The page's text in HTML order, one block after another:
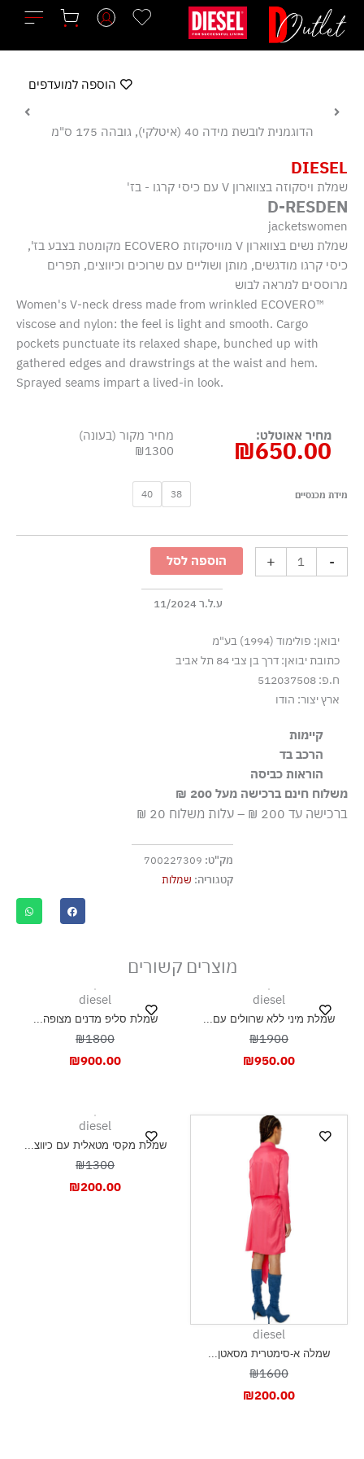
לתוכן
DIESEL
שמלת ויסקוזה בצווארון V עם כיסי קרגו - בז'
D-RESDEN
jacketswomen
שמלת נשים בצווארון V מוויסקוזת ECOVERO מקומטת בצבע בז',
כיסי קרגו מודגשים, מותן ושוליים עם שרוכים וכיווצים, תפרים
מרוססים למראה לבוש
Women's V-neck dress made from wrinkled ECOVERO™
viscose and nylon: the feel is light and smooth. Cargo
pockets punctuate its relaxed shape, bunched up with
gathered edges and drawstrings at the waist and hem.
Sprayed seams impart a lived-in look.
מחיר אאוטלט:
₪650.00
מחיר מקור (בעונה)
₪1300
מידת מכנסיים 38
40
-
ויסקוזה
בצווארון
קרגו
בז'
+ הוספה לסל
ע.ל.ר 11/2024
יבואן: פולימוד (1994) בע"מ
כתובת יבואן: דרך בן צבי 84 תל אביב
ח.פ: 512037508
ארץ יצור: הודו
קיימות
Ecolabel בזכות תהליכי ייצור בעלי השפעה סביבתית נמוכה
יותר
הרכב בד
85% ויסקוזה 15% פוליאמידהוראות כביסה
שטיפה ידנית
ללא חומרי הלבנה, ללא השריה
גיהוץ בחום נמוך
בגד לניקוי יבש (עדין)
משלוח חינם ברכישה מעל 200 ₪
ברכישה עד 200 ₪ – עלות משלוח 20 ₪
מק"ט: 700227309
קטגוריה: שמלות
הוספה למועדפים
הדוגמנית לובשת מידה 40 (איטלקי), גובהה 175 ס"מ
מוצרים קשורים
diesel
שמלת מיני ללא שרוולים עם...
₪1900
₪950.00
diesel
שמלת סליפ מדנים מצופה...
₪1800
₪900.00
diesel
שמלה א-סימטרית מסאטן...
₪1600
₪200.00
diesel
שמלת מקסי מטאלית עם כיווצ...
₪1300
₪200.00